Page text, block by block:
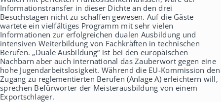
Informationstransfer in dieser Dichte an den drei
Besuchstagen nicht zu schaffen gewesen. Auf die Gäste
wartete ein vielfältiges Programm mit sehr vielen
Informationen zur erfolgreichen dualen Ausbildung und
intensiven Weiterbildung von Fachkräften in technischen
Berufen. „Duale Ausbildung“ ist bei den europäischen
Nachbarn aber auch international das Zauberwort gegen eine
hohe Jugendarbeitslosigkeit. Während die EU-Kommission den
Zugang zu reglementierten Berufen (Anlage A) erleichtern will,
sprechen Befürworter der Meisterausbildung von einem
Exportschlager.